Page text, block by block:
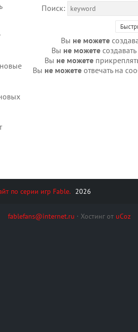
новые
Поиск:
Вы не можете
Вы не можете
Вы не можете
Вы не можете отвечать на
по серии игр Fable. 2026
fablefans@internet.ru · Хостинг от uCoz